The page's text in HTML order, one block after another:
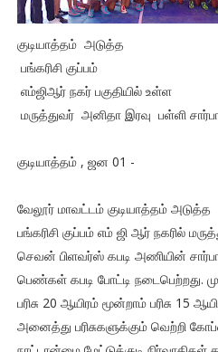
குடியாத்தம் அடுத்த
பங்கரிசி குப்பம்
எம்ஜிஆர் நகர் பகுதியில் உள்ள
மருத்துவர் அனிதா இரவு பள்ளி
குடியாத்தம் , ஜன 01 -
வேலூர் மாவட்டம் குடியாத்தம் அடுத்த
பங்கரிசி குப்பம் எம் ஜி ஆர் நகரில்
செவன் பிளவர்ஸ் கபடி அணியின்
பெண்கள் கபடி போட்டி நடைபெற்றது.
பரிசு 20 ஆயிரம் மூன்றாம் பரிசு 15
அனைத்து பரிசுகளுக்கும் வெற்றி